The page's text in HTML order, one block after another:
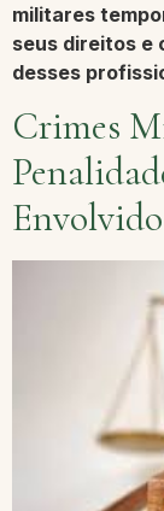
militares
seus direitos e
desses
Crimes